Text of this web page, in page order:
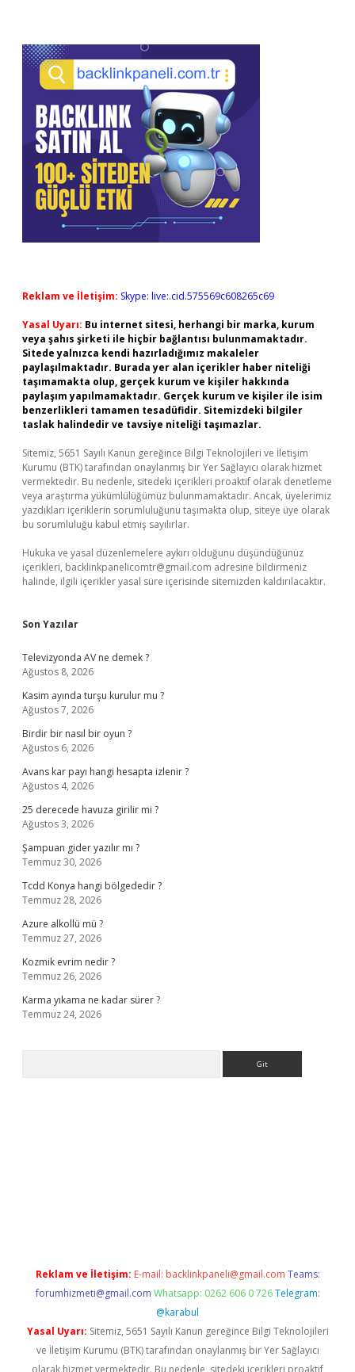
Sidebar
Reklam ve İletişim: Skype: live:.cid.575569c608265c69
Yasal Uyarı: Bu internet sitesi, herhangi bir marka, kurum
veya şahıs şirketi ile hiçbir bağlantısı bulunmamaktadır.
Sitede yalnızca kendi hazırladığımız makaleler
paylaşılmaktadır. Burada yer alan içerikler haber niteliği
taşımamakta olup, gerçek kurum ve kişiler hakkında
paylaşım yapılmamaktadır. Gerçek kurum ve kişiler ile isim
benzerlikleri tamamen tesadüfidir. Sitemizdeki bilgiler
taslak halindedir ve tavsiye niteliği taşımazlar.
Sitemiz, 5651 Sayılı Kanun gereğince Bilgi Teknolojileri ve İletişim
Kurumu (BTK) tarafından onaylanmış bir Yer Sağlayıcı olarak hizmet
vermektedir. Bu nedenle, sitedeki içerikleri proaktif olarak denetleme
veya araştırma yükümlülüğümüz bulunmamaktadır. Ancak, üyelerimiz
yazdıkları içeriklerin sorumluluğunu taşımakta olup, siteye üye olarak
bu sorumluluğu kabul etmiş sayılırlar.
Hukuka ve yasal düzenlemelere aykırı olduğunu düşündüğünüz
içerikleri, backlinkpanelicomtr@gmail.com adresine bildirmeniz
halinde, ilgili içerikler yasal süre içerisinde sitemizden kaldırılacaktır.
Son Yazılar
Televizyonda AV ne demek ?
Ağustos 8, 2026
Kasim ayında turşu kurulur mu ?
Ağustos 7, 2026
Birdir bir nasıl bir oyun ?
Ağustos 6, 2026
Avans kar payı hangi hesapta izlenir ?
Ağustos 4, 2026
25 derecede havuza girilir mi ?
Ağustos 3, 2026
Şampuan gider yazılır mı ?
Temmuz 30, 2026
Tcdd Konya hangi bölgededir ?
Temmuz 28, 2026
Azure alkollü mü ?
Temmuz 27, 2026
Kozmik evrim nedir ?
Temmuz 26, 2026
Karma yıkama ne kadar sürer ?
Temmuz 24, 2026
Reklam ve İletişim: E-mail: backlinkpaneli@gmail.com Teams:
forumhizmeti@gmail.com Whatsapp: 0262 606 0 726 Telegram:
@karabul
Yasal Uyarı: Sitemiz, 5651 Sayılı Kanun gereğince Bilgi Teknolojileri
ve İletişim Kurumu (BTK) tarafından onaylanmış bir Yer Sağlayıcı
olarak hizmet vermektedir. Bu nedenle, sitedeki içerikleri proaktif